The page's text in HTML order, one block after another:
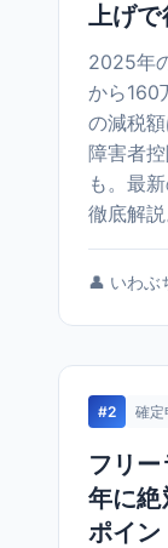
上げで
2025年
から160
の減税
障害者
も。最
徹底解説
👤 いわぶ
#2 確定
フリ
年に
ポイン